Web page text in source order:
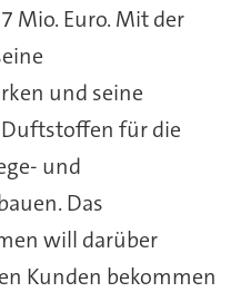
Mio. Euro. Mit der
und seine
für die
und
Das
will darüber
Kunden bekommen